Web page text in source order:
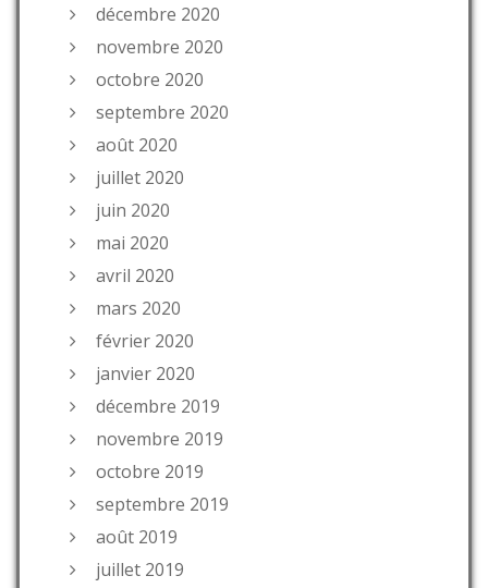
décembre 2020
novembre 2020
octobre 2020
septembre 2020
août 2020
juillet 2020
juin 2020
mai 2020
avril 2020
mars 2020
février 2020
janvier 2020
décembre 2019
novembre 2019
octobre 2019
septembre 2019
août 2019
juillet 2019